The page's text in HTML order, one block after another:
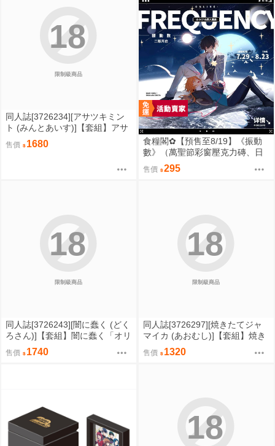
限制級商品
18
同人誌[3726234][アサツキミン
ト (みんとあいす)]【套組】アサ
ツキミント「オリジナル本」セ
ット (其他)
售價 1680
食糧閣✿【預售至8/19】《振動
數》（萬聖節彩窗壓克力磚、日
月主題分鏡折頁卡、明信片套
組）文豪野犬／太宰治／中原中
售價 295
限制級商品
18
同人誌[3726243][闇に蠢く (どく
ろさん)]【套組】闇に蠢く「オリ
ジナル本」セット (原創)
售價 1740
限制級商品
18
同人誌[3726297][焼きたてジャ
マイカ (あおむし)]【套組】焼き
たてジャマイカ「ホロライブ」
セット (hololive )
售價 1320
18